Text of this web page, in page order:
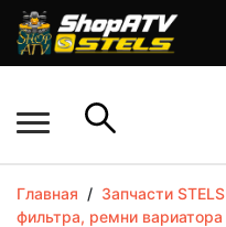
Главная / Запчасти STELS
фильтра, ремни вариатора